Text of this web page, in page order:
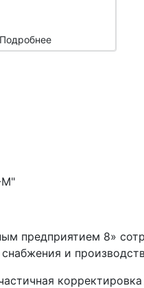
Подробнее
М"
предприятием 8»
и